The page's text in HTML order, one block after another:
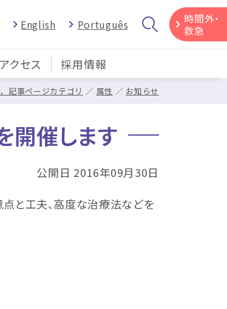
English Português
時間外・
救急
クセス 採用情報
記事ページカテゴリ 属性 お知らせ
開催します
公開日 2016年09月30日
と工夫、高度な治療法などを